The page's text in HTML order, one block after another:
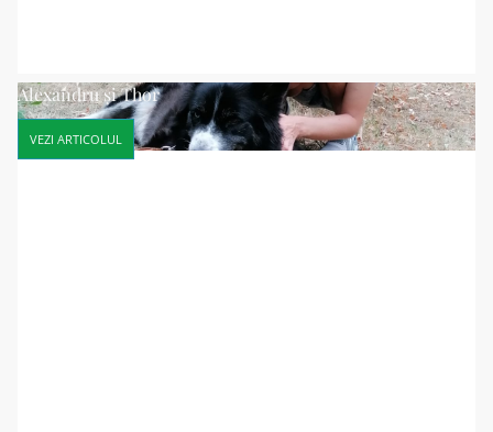
Alexandru și Thor
VEZI ARTICOLUL